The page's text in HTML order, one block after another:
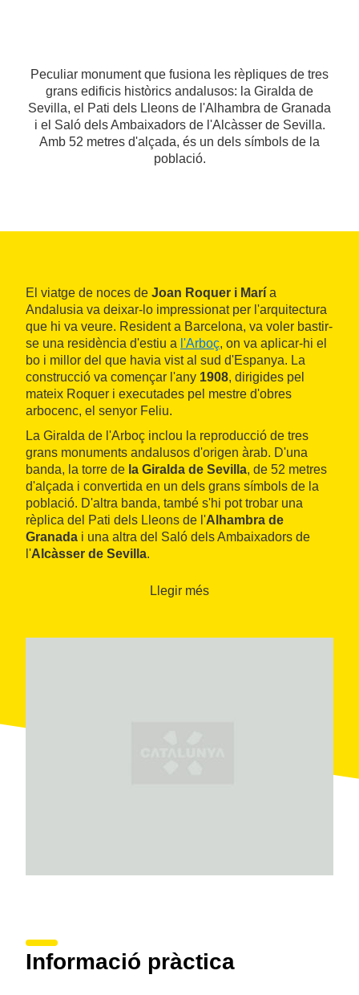
Peculiar monument que fusiona les rèpliques de tres
grans edificis històrics andalusos: la Giralda de
Sevilla, el Pati dels Lleons de l'Alhambra de Granada
i el Saló dels Ambaixadors de l'Alcàsser de Sevilla.
Amb 52 metres d'alçada, és un dels símbols de la
població.
El viatge de noces de Joan Roquer i Marí a
Andalusia va deixar-lo impressionat per l'arquitectura
que hi va veure. Resident a Barcelona, va voler bastir-
se una residència d'estiu a l'Arboç, on va aplicar-hi el
bo i millor del que havia vist al sud d'Espanya. La
construcció va començar l'any 1908, dirigides pel
mateix Roquer i executades pel mestre d'obres
arbocenc, el senyor Feliu.
La Giralda de l'Arboç inclou la reproducció de tres
grans monuments andalusos d'origen àrab. D'una
banda, la torre de la Giralda de Sevilla, de 52 metres
d'alçada i convertida en un dels grans símbols de la
població. D'altra banda, també s'hi pot trobar una
rèplica del Pati dels Lleons de l'Alhambra de
Granada i una altra del Saló dels Ambaixadors de
l'Alcàsser de Sevilla.
els originals, a partir de fotografies. S'hi poden veure
Llegir més
Informació pràctica